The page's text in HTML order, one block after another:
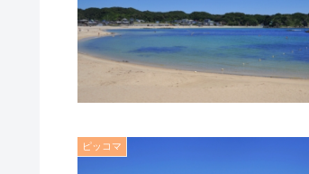
ピッコマ